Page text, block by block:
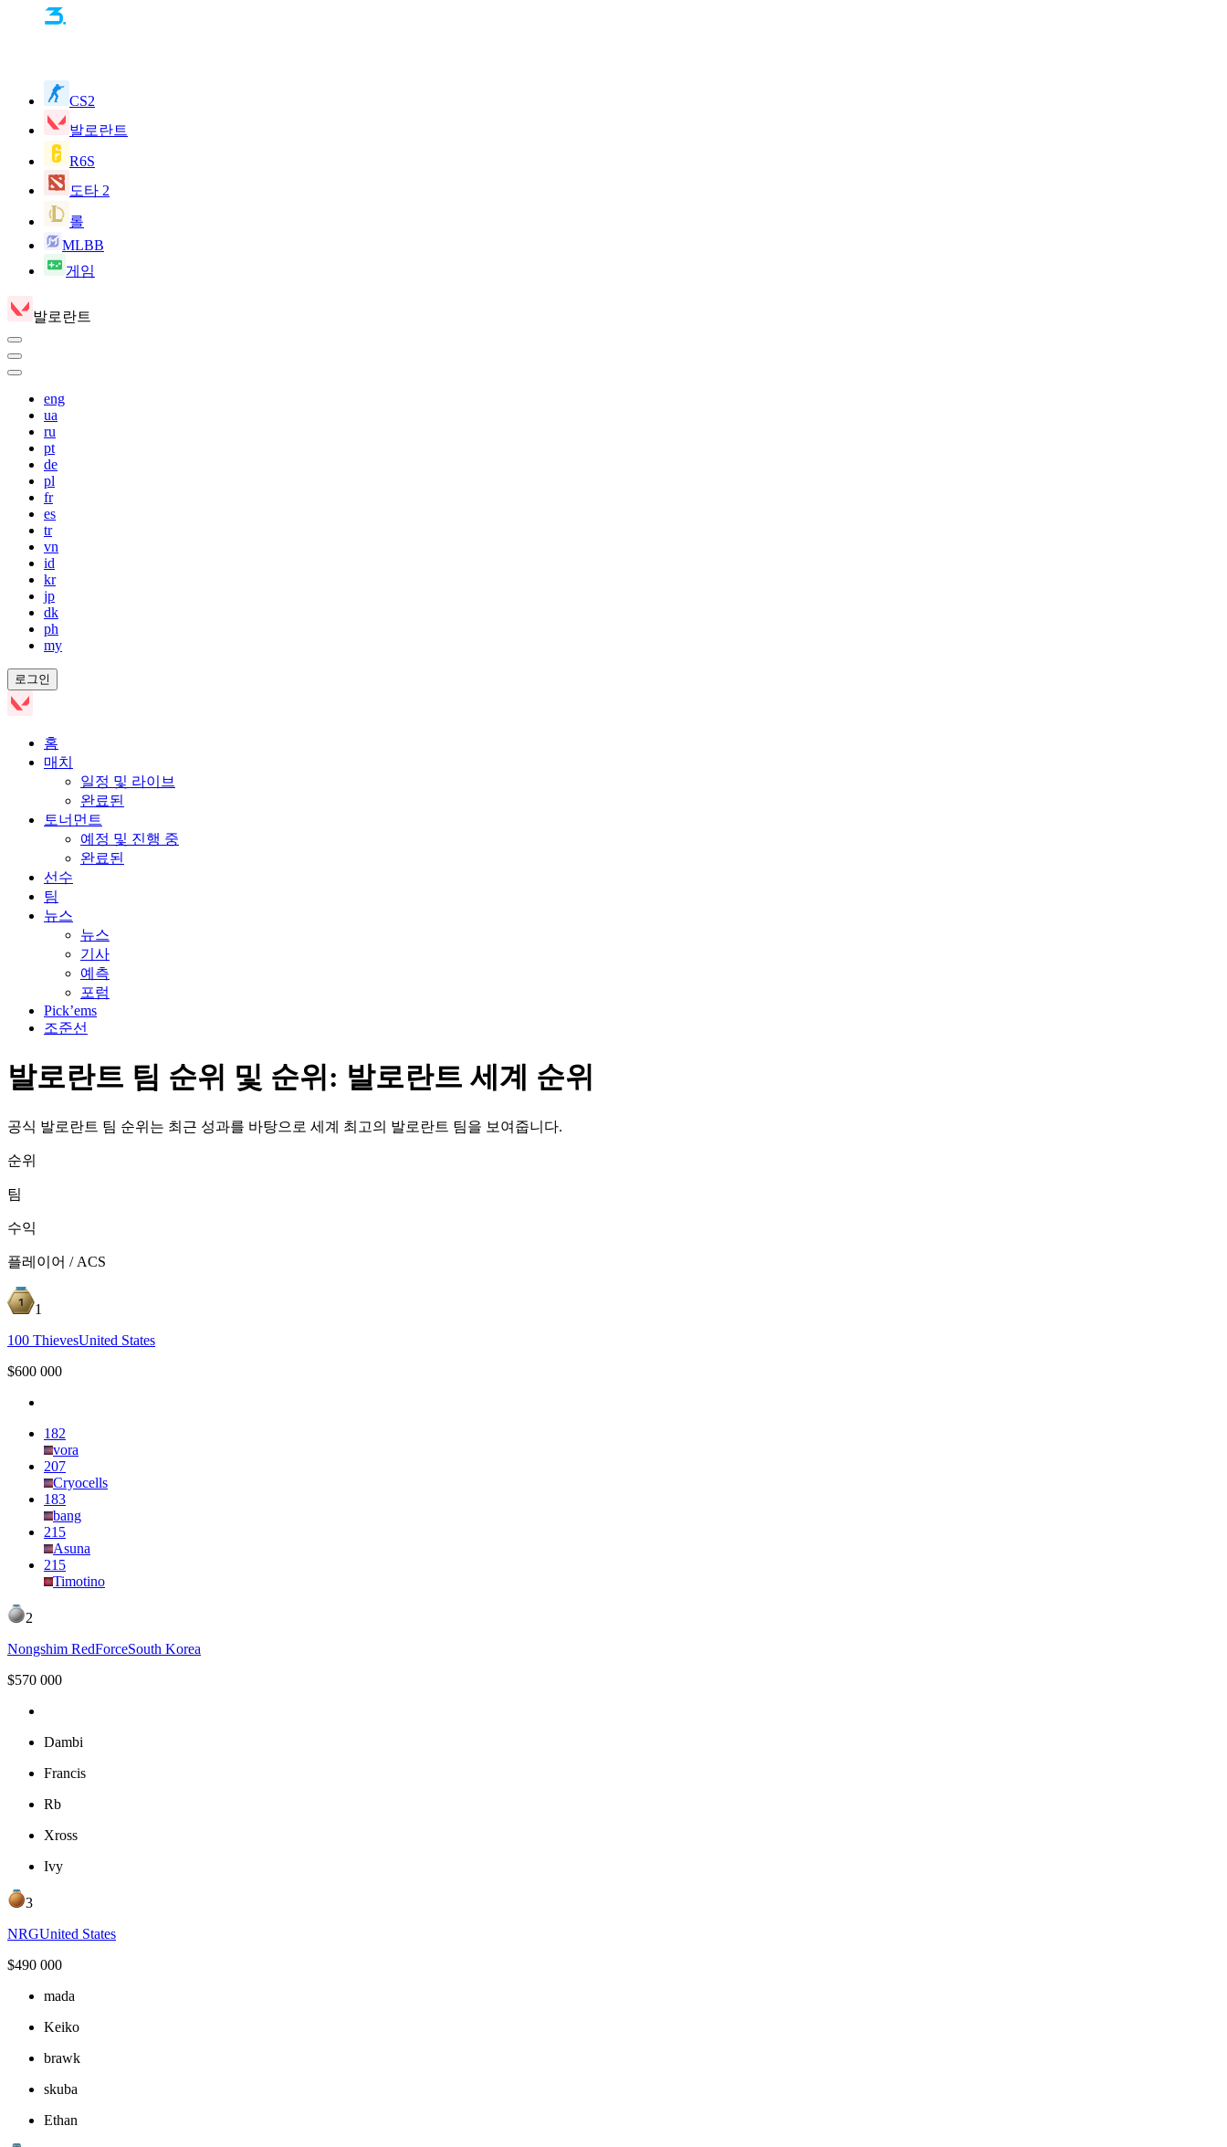
CS2
발로란트
R6S
도타 2
롤
MLBB
게임
발로란트
eng
ua
ru
pt
de
pl
fr
es
tr
vn
id
kr
jp
dk
ph
my
로그인
홈
매치
일정 및 라이브
완료된
토너먼트
예정 및 진행 중
완료된
선수
팀
뉴스
뉴스
기사
예측
포럼
Pick’ems
조준선
발로란트 팀 순위 및 순위: 발로란트 세계 순위
공식 발로란트 팀 순위는 최근 성과를 바탕으로 세계 최고의 발로란트 팀을 보여줍니다.
순위
팀
수익
플레이어 / ACS
1
100 ThievesUnited States
$600 000
182
vora
207
Cryocells
183
bang
215
Asuna
215
Timotino
2
Nongshim RedForceSouth Korea
$570 000
Dambi
Francis
Rb
Xross
Ivy
3
NRGUnited States
$490 000
mada
Keiko
brawk
skuba
Ethan